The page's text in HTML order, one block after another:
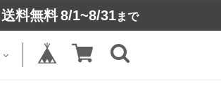
送料無料8/1~8/31まで